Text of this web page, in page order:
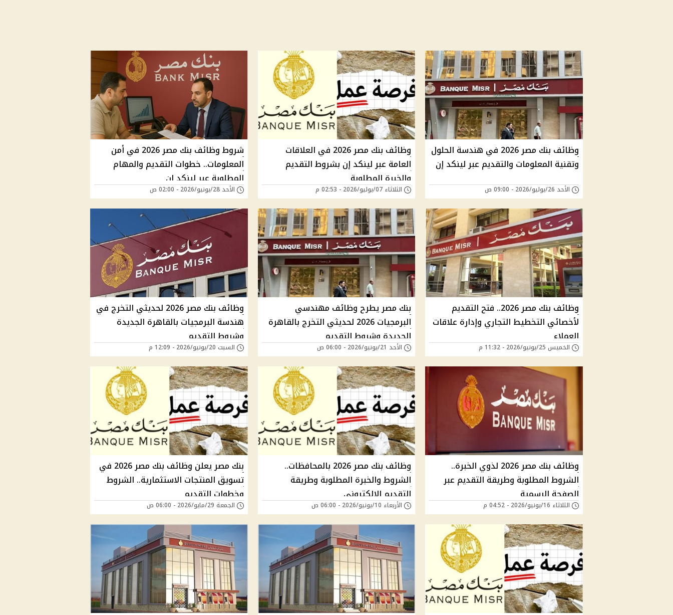
وظائف بنك مصر 2026 في هندسة الحلول
وتقنية المعلومات والتقديم عبر لينكد إن
الأحد 26/يوليو/2026 - 09:00 ص
وظائف بنك مصر 2026 في العلاقات
العامة عبر لينكد إن بشروط التقديم
والخبرة المطلوبة
الثلاثاء 07/يوليو/2026 - 02:53 م
شروط وظائف بنك مصر 2026 في أمن
المعلومات.. خطوات التقديم والمهام
المطلوبة عبر لينكد إن
الأحد 28/يونيو/2026 - 02:00 ص
وظائف بنك مصر 2026.. فتح التقديم
لأخصائي التخطيط التجاري وإدارة علاقات
العملاء
الخميس 25/يونيو/2026 - 11:32 م
بنك مصر يطرح وظائف مهندسي
البرمجيات 2026 لحديثي التخرج بالقاهرة
الجديدة وشروط التقديم
الأحد 21/يونيو/2026 - 06:00 ص
وظائف بنك مصر 2026 لحديثي التخرج في
هندسة البرمجيات بالقاهرة الجديدة
وشروط التقديم
السبت 20/يونيو/2026 - 12:09 م
وظائف بنك مصر 2026 لذوي الخبرة..
الشروط المطلوبة وطريقة التقديم عبر
الصفحة الرسمية
الثلاثاء 16/يونيو/2026 - 04:52 م
وظائف بنك مصر 2026 بالمحافظات..
الشروط والخبرة المطلوبة وطريقة
التقديم الإلكتروني
الأربعاء 10/يونيو/2026 - 06:00 ص
بنك مصر يعلن وظائف بنك مصر 2026 في
تسويق المنتجات الاستثمارية.. الشروط
وخطوات التقديم
الجمعة 29/مايو/2026 - 06:00 ص